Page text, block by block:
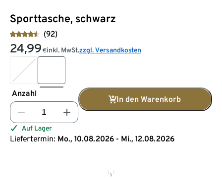
Sporttasche, schwarz
(92)
24,99 €inkl. MwSt.zzgl. Versandkosten
Anzahl
In den Warenkorb
Auf Lager
Liefertermin: Mo., 10.08.2026 - Mi., 12.08.2026